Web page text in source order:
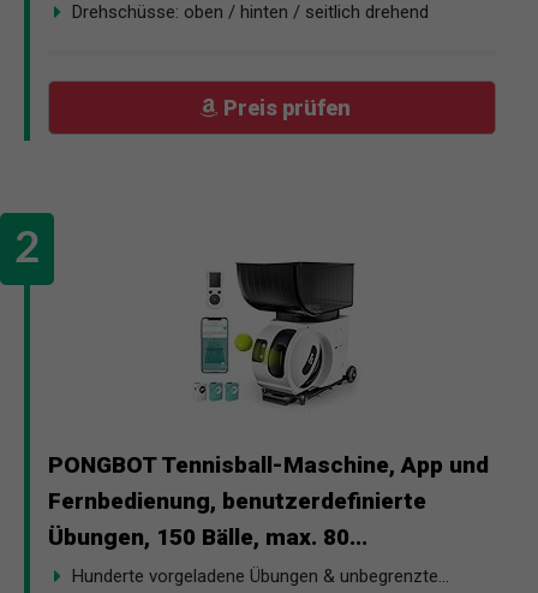
Drehschüsse: oben / hinten / seitlich drehend
Preis prüfen
PONGBOT Tennisball-Maschine, App und
Fernbedienung, benutzerdefinierte
Übungen, 150 Bälle, max. 80...
Hunderte vorgeladene Übungen & unbegrenzte...